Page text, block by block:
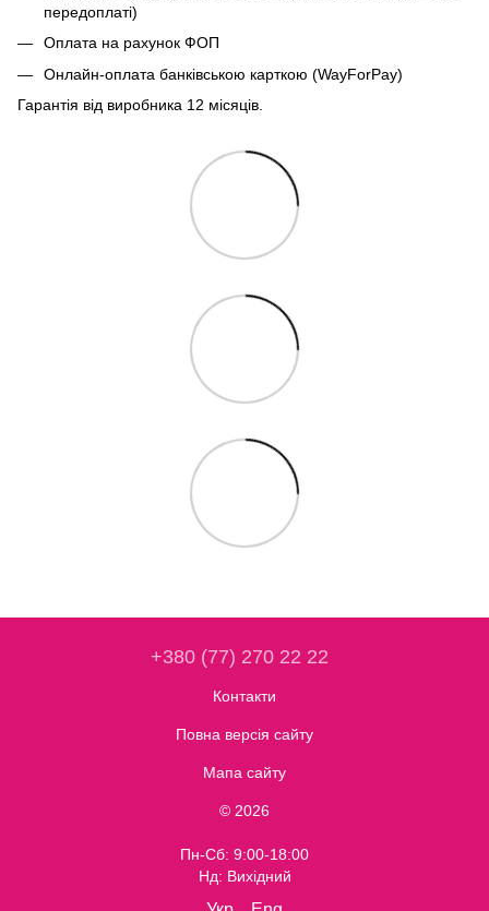
передоплаті)
Оплата на рахунок ФОП
Онлайн-оплата банківською карткою (WayForPay)
Гарантія від виробника 12 місяців.
+380 (77) 270 22 22
Контакти
Повна версія сайту
Мапа сайту
© 2026
Пн-Сб: 9:00-18:00
Нд: Вихідний